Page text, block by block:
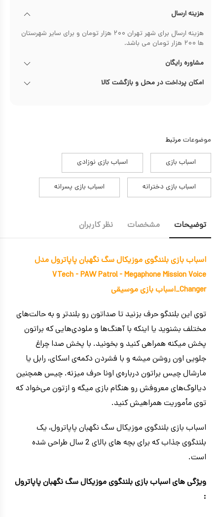
هزینه ارسال
هزینه ارسال برای شهر تهران ۲۰۰ هزار تومان و برای سایر شهرستان
ها ۲۰۰ هزار تومان می باشد.
مشاوره رایگان
امکان پرداخت در محل و بازگشت کالا
موضوعات مرتبط
اسباب بازی اسباب بازی نوزادی
اسباب بازی دخترانه اسباب بازی پسرانه
توضیحات مشخصات نظر کاربران
اسباب بازی بلندگوی موزیکال سگ نگهبان پاپاترول مدل
VTech - PAW Patrol - Megaphone Mission Voice
Changer_اسباب بازی موسیقی
توی این بلندگو حرف بزنید تا صداتون رو بلندتر و به حالت‌های
مختلف بشنوید یا اینکه با آهنگ‌ها و ملودی‌هایی که براتون
پخش میکنه همراهی کنید و بخونید. با پخش صدا چراغ
جلویی اون روشن میشه و با فشردن دکمه‌ی اسکای، رابل یا
مارشال چیس براتون درباره‌ی اونا حرف میزنه. چیس‌ همچنین
دیالوگ‌های معروفش رو هنگام بازی میگه و ازتون می‌خواد که
توی مأموریت همراهیش کنید.
اسباب بازی بلندگوی موزیکال سگ نگهبان پاپاترول، یک
بلندگوی جذاب که برای بچه های بالای 2 سال طراحی شده
است.
ویژگی های اسباب بازی بلندگوی موزیکال سگ نگهبان پاپاترول
: